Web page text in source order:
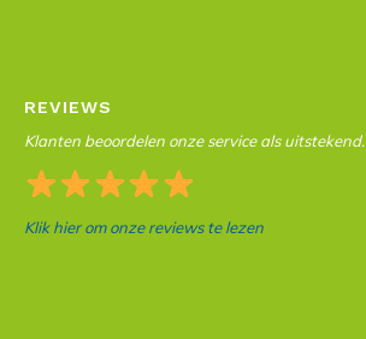
REVIEWS
Klanten beoordelen onze service als uitstekend.
Klik hier om onze reviews te lezen